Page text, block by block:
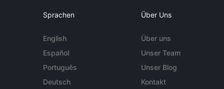
Sprachen
English
Español
Português
Deutsch
Über Uns
Über uns
Unser Team
Unser Blog
Kontakt